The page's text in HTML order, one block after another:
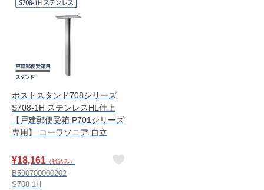
ポストスタンド708シリーズ
S708-1H ステンレスHL仕上
【戸建郵便受箱 P701シリーズ
専用】 コーワソニア 自立
¥18,161 （税込み）
B590700000202
S708-1H